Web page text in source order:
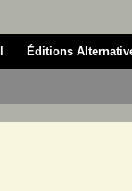
Éditions